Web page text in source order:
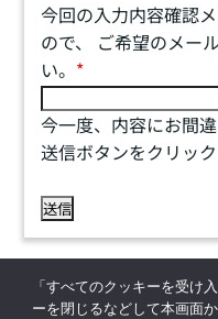
今回の入力内容確認
ので、 ご希望のメー
い。 *
今一度、内容にお間
送信ボタンをクリック
「すべてのクッキーを受け
ーを閉じるなどして本画面